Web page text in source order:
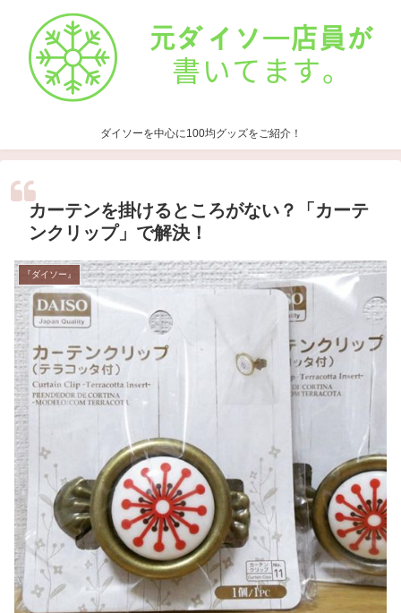
ダイソーを中心に100均グッズをご紹介！
カーテンを掛けるところがない？「カーテ
ンクリップ」で解決！
『ダイソー』